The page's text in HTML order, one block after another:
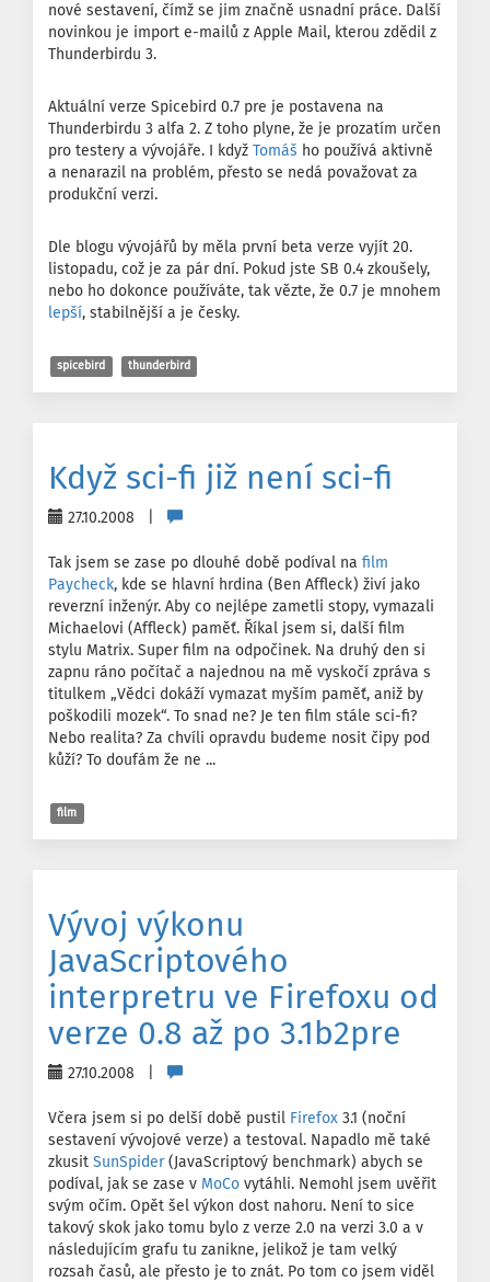
nové sestavení, čímž se jim značně usnadní práce. Další
novinkou je import e-mailů z Apple Mail, kterou zdědil z
Thunderbirdu 3.
Aktuální verze Spicebird 0.7 pre je postavena na
Thunderbirdu 3 alfa 2. Z toho plyne, že je prozatím určen
pro testery a vývojáře. I když Tomáš ho používá aktivně
a nenarazil na problém, přesto se nedá považovat za
produkční verzi.
Dle blogu vývojářů by měla první beta verze vyjít 20.
listopadu, což je za pár dní. Pokud jste SB 0.4 zkoušely,
nebo ho dokonce používáte, tak vězte, že 0.7 je mnohem
lepší, stabilnější a je česky.
spicebird thunderbird
Když sci-fi již není sci-fi
27.10.2008 |
Tak jsem se zase po dlouhé době podíval na film
Paycheck, kde se hlavní hrdina (Ben Affleck) živí jako
reverzní inženýr. Aby co nejlépe zametli stopy, vymazali
Michaelovi (Affleck) paměť. Říkal jsem si, další film
stylu Matrix. Super film na odpočinek. Na druhý den si
zapnu ráno počítač a najednou na mě vyskočí zpráva s
titulkem „Vědci dokáží vymazat myším paměť, aniž by
poškodili mozek“. To snad ne? Je ten film stále sci-fi?
Nebo realita? Za chvíli opravdu budeme nosit čipy pod
kůží? To doufám že ne ...
film
Vývoj výkonu
JavaScriptového
interpretru ve Firefoxu od
verze 0.8 až po 3.1b2pre
27.10.2008 |
Včera jsem si po delší době pustil Firefox 3.1 (noční
sestavení vývojové verze) a testoval. Napadlo mě také
zkusit SunSpider(JavaScriptový benchmark) abych se
podíval, jak se zase v MoCo vytáhli. Nemohl jsem uvěřit
svým očím. Opět šel výkon dost nahoru. Není to sice
takový skok jako tomu bylo z verze 2.0 na verzi 3.0 a v
následujícím grafu tu zanikne, jelikož je tam velký
rozsah časů, ale přesto je to znát. Po tom co jsem viděl